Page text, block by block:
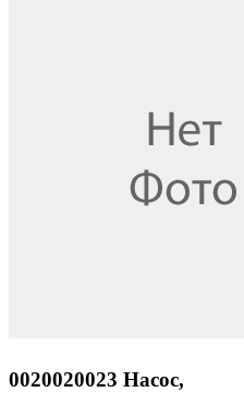
0020020023 Насос,